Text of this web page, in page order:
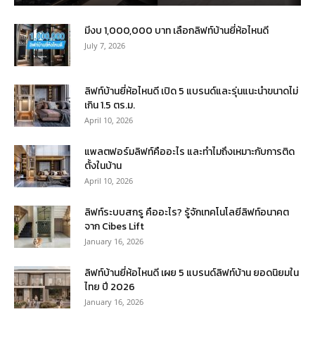
มีงบ 1,000,000 บาท เลือกลิฟท์บ้านยี่ห้อไหนดี
July 7, 2026
ลิฟท์บ้านยี่ห้อไหนดี เปิด 5 แบรนด์และรุ่นแนะนำขนาดไม่
เกิน 1.5 ตร.ม.
April 10, 2026
แพลตฟอร์มลิฟท์คืออะไร และทำไมถึงเหมาะกับการติด
ตั้งในบ้าน
April 10, 2026
ลิฟท์ระบบสกรู คืออะไร? รู้จักเทคโนโลยีลิฟท์อนาคต
จาก Cibes Lift
January 16, 2026
ลิฟท์บ้านยี่ห้อไหนดี เผย 5 แบรนด์ลิฟท์บ้าน ยอดนิยมใน
ไทย ปี 2026
January 16, 2026